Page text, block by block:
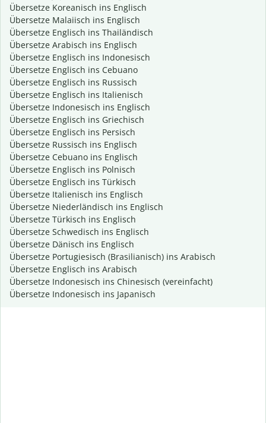
Übersetze Koreanisch ins Englisch
Übersetze Malaiisch ins Englisch
Übersetze Englisch ins Thailändisch
Übersetze Arabisch ins Englisch
Übersetze Englisch ins Indonesisch
Übersetze Englisch ins Cebuano
Übersetze Englisch ins Russisch
Übersetze Englisch ins Italienisch
Übersetze Indonesisch ins Englisch
Übersetze Englisch ins Griechisch
Übersetze Englisch ins Persisch
Übersetze Russisch ins Englisch
Übersetze Cebuano ins Englisch
Übersetze Englisch ins Polnisch
Übersetze Englisch ins Türkisch
Übersetze Italienisch ins Englisch
Übersetze Niederländisch ins Englisch
Übersetze Türkisch ins Englisch
Übersetze Schwedisch ins Englisch
Übersetze Dänisch ins Englisch
Übersetze Portugiesisch (Brasilianisch) ins Arabisch
Übersetze Englisch ins Arabisch
Übersetze Indonesisch ins Chinesisch (vereinfacht)
Übersetze Indonesisch ins Japanisch